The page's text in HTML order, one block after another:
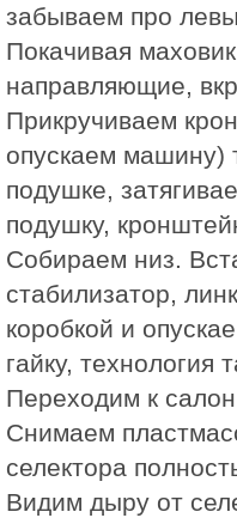
забываем про
Покачивая
направляющие,
Прикручиваем
опускаем машину)
подушке,
подушку,
Собираем низ.
стабилизатор,
коробкой и
гайку, технология
Переходим к
Снимаем
селектора
Видим дыру от